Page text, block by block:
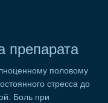
препарата
половому
стресса до
Боль при